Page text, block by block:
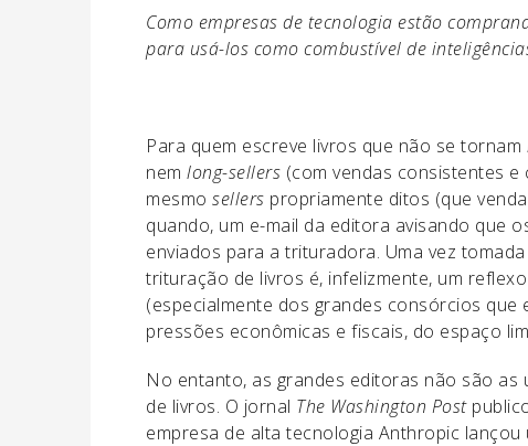
Como empresas de tecnologia estão
para usá-los como combustível de
Para quem escreve livros que não se tornam
nem long-sellers (com vendas consistentes
mesmo sellers propriamente ditos (que
quando, um e-mail da editora avisando que
enviados para a trituradora. Uma vez
trituração de livros é, infelizmente, um
(especialmente dos grandes consórcios
pressões econômicas e fiscais, do espaço
No entanto, as grandes editoras não são
de livros. O jornal The Washington Post
empresa de alta tecnologia Anthropic